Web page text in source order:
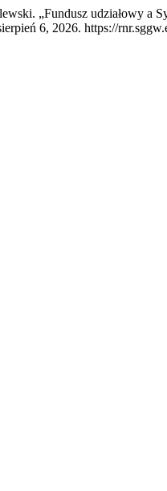
„Fundusz udziałowy a
6, 2026. https://